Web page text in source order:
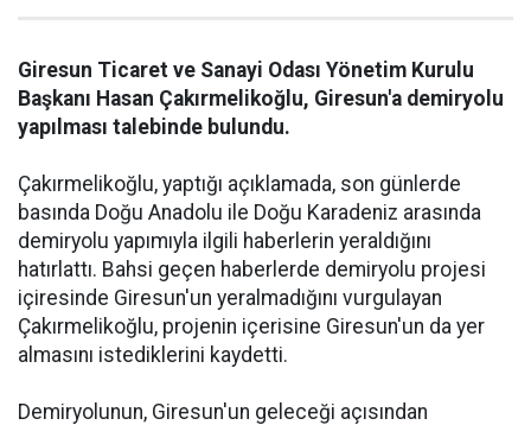
Giresun Ticaret ve Sanayi Odası Yönetim Kurulu
Başkanı Hasan Çakırmelikoğlu, Giresun'a demiryolu
yapılması talebinde bulundu.
Çakırmelikoğlu, yaptığı açıklamada, son günlerde
basında Doğu Anadolu ile Doğu Karadeniz arasında
demiryolu yapımıyla ilgili haberlerin yeraldığını
hatırlattı. Bahsi geçen haberlerde demiryolu projesi
içiresinde Giresun'un yeralmadığını vurgulayan
Çakırmelikoğlu, projenin içerisine Giresun'un da yer
almasını istediklerini kaydetti.
Demiryolunun, Giresun'un geleceği açısından